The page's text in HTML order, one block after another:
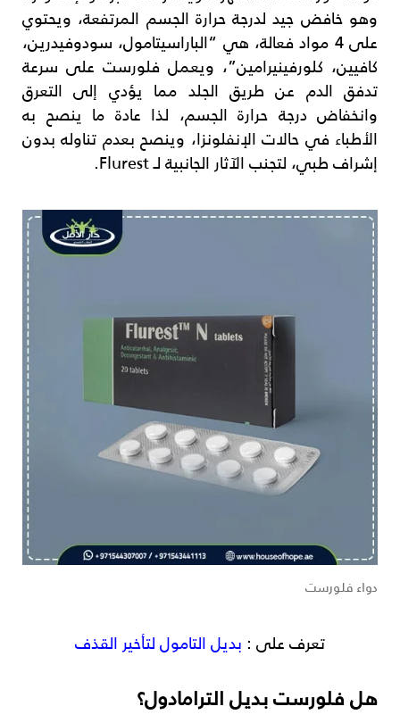
وهو خافض جيد لدرجة حرارة الجسم المرتفعة، ويحتوي
على 4 مواد فعالة، هي “الباراسيتامول، سودوفيدرين،
كافيين، كلورفينيرامين”، ويعمل فلورست على سرعة
تدفق الدم عن طريق الجلد مما يؤدي إلى التعرق
وانخفاض درجة حرارة الجسم، لذا عادة ما ينصح به
الأطباء في حالات الإنفلونزا، وينصح بعدم تناوله بدون
إشراف طبي، لتجنب الآثار الجانبية لـ Flurest.
دواء فلورست
تعرف على : بديل التامول لتأخير القذف
هل فلورست بديل الترامادول؟